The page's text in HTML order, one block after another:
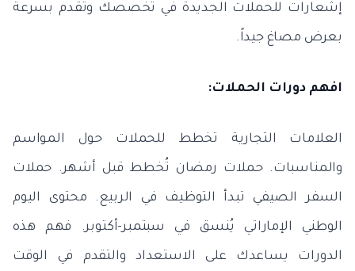
إشعارات للحملات الجديدة في تخصصك وتقدم بسرعة
بعرض مصاغ جيداً.
افهم دورات الحملات:
العلامات التجارية تخطط للحملات حول المواسم
والمناسبات. حملات رمضان تُخطط قبل أشهر. حملات
السفر الصيفي تبدأ التوظيف في الربيع. محتوى اليوم
الوطني الإماراتي يُنسق في سبتمبر-أكتوبر. فهم هذه
الدورات يساعدك على الاستعداد والتقدم في الوقت